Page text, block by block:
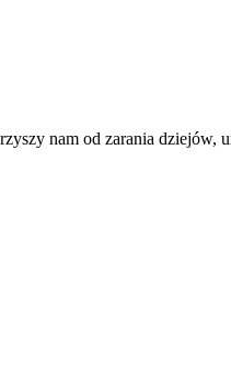
nam od zarania dziejów,